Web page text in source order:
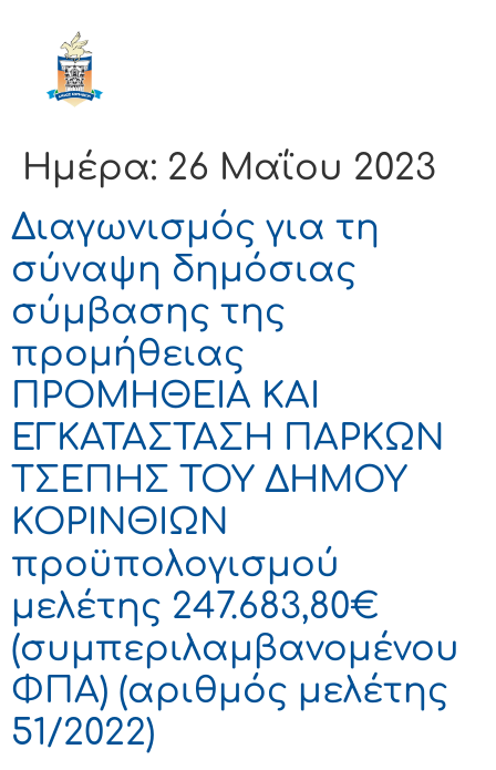
Ημέρα: 26 Μαΐου 2023
Διαγωνισμός για τη
σύναψη δημόσιας
σύμβασης της
προμήθειας
ΠΡΟΜΗΘΕΙΑ ΚΑΙ
ΕΓΚΑΤΑΣΤΑΣΗ ΠΑΡΚΩΝ
ΤΣΕΠΗΣ ΤΟΥ ΔΗΜΟΥ
ΚΟΡΙΝΘΙΩΝ
προϋπολογισμού
μελέτης 247.683,80€
(συμπεριλαμβανομένου
ΦΠΑ) (αριθμός μελέτης
51/2022)